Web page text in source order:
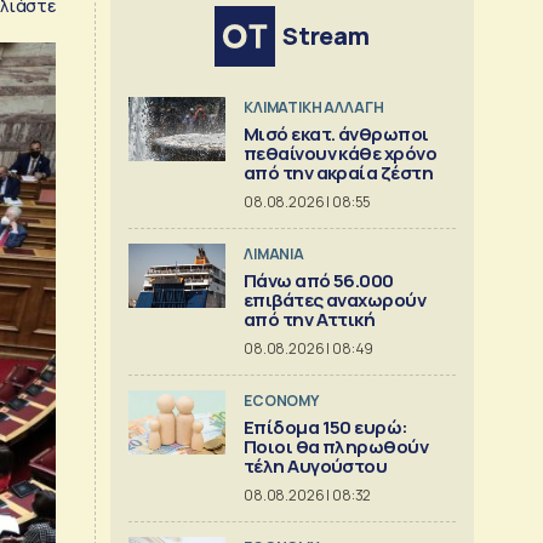
Stream
ΚΛΙΜΑΤΙΚΗ ΑΛΛΑΓΗ
Μισό εκατ. άνθρωποι
πεθαίνουν κάθε χρόνο
από την ακραία ζέστη
08.08.2026 | 08:55
ΛΙΜΑΝΙΑ
Πάνω από 56.000
επιβάτες αναχωρούν
από την Αττική
08.08.2026 | 08:49
ECONOMY
Επίδομα 150 ευρώ:
Ποιοι θα πληρωθούν
τέλη Αυγούστου
08.08.2026 | 08:32